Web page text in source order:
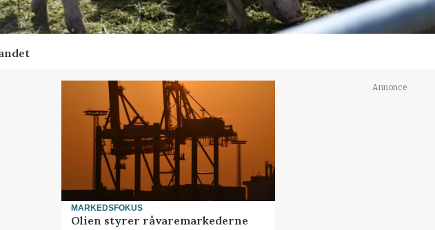
MARKEDSFOKUS
Olien styrer råvaremarkederne
Annonce